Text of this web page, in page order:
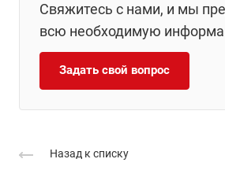
Свяжитесь с нами, и мы
всю необходимую
Задать свой вопрос
Назад к списку